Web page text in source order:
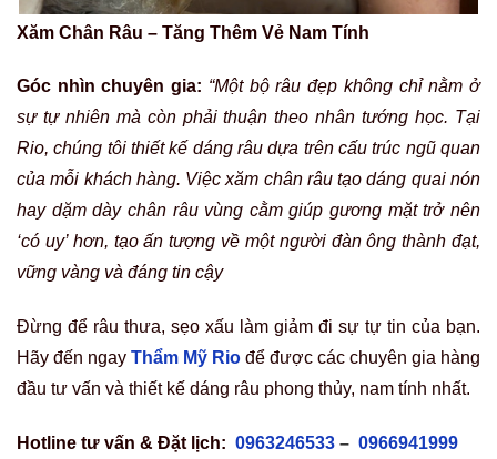
Xăm Chân Râu – Tăng Thêm Vẻ Nam Tính
Góc nhìn chuyên gia: “Một bộ râu đẹp không chỉ nằm ở
sự tự nhiên mà còn phải thuận theo nhân tướng học. Tại
Rio, chúng tôi thiết kế dáng râu dựa trên cấu trúc ngũ quan
của mỗi khách hàng. Việc xăm chân râu tạo dáng quai nón
hay dặm dày chân râu vùng cằm giúp gương mặt trở nên
‘có uy’ hơn, tạo ấn tượng về một người đàn ông thành đạt,
vững vàng và đáng tin cậy
Đừng để râu thưa, sẹo xấu làm giảm đi sự tự tin của bạn.
Hãy đến ngay Thẩm Mỹ Rio để được các chuyên gia hàng
đầu tư vấn và thiết kế dáng râu phong thủy, nam tính nhất.
Hotline tư vấn & Đặt lịch: 0963246533 – 0966941999